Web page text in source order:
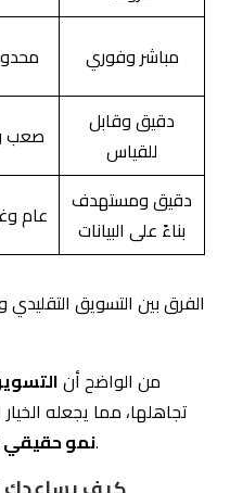
دقيق وقابل
للقياس
دقيق ومستهدف
بناءً على البيانات
الفرق بين التسويق
تجاهلها، مما يجعله
نمو
كيف يساعدك
إلكتروني
عند التعاون مع شركة